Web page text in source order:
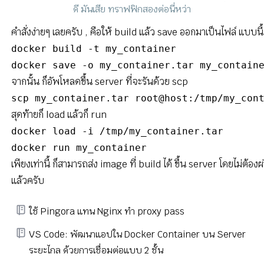
ดี มันเสีย ทราฟฟิกสองต่อนี่หว่า
ใช้ Pingora แทน Nginx ทำ proxy pass
VS Code: พัฒนาแอปใน Docker Container บน Server
ระยะไกล ด้วยการเชื่อมต่อแบบ 2 ชั้น
คำสั่งง่ายๆ เลยครับ , คือให้ build แล้ว save ออกมาเป็นไฟล์ แบบนี้
docker build -t my_container
docker save -o my_container.tar
จากนั้น ก็อัพโหลดขึ้น server ที่จะรันด้วย scp
scp my_container.tar root@host:/tmp/
สุดท้ายก็ load แล้วก็ run
docker load -i /tmp/my_container.tar
docker run my_container
เพียงเท่านี้ ก็สามารถส่ง image ที่ build ได้ ขึ้น server โดยไม่ต้อ
แล้วครับ